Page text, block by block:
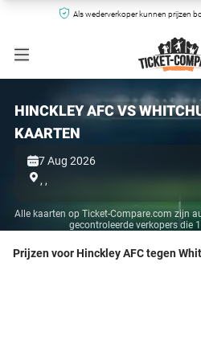
Als wederverkoper kunnen prijzen
HINCKLEY AFC VS
KAARTEN
7 Aug 2026
, ,
Alle kaarten op Ticket-Compare.com zijn
gecontroleerde verkopers die
Prijzen voor Hinckley AFC tegen